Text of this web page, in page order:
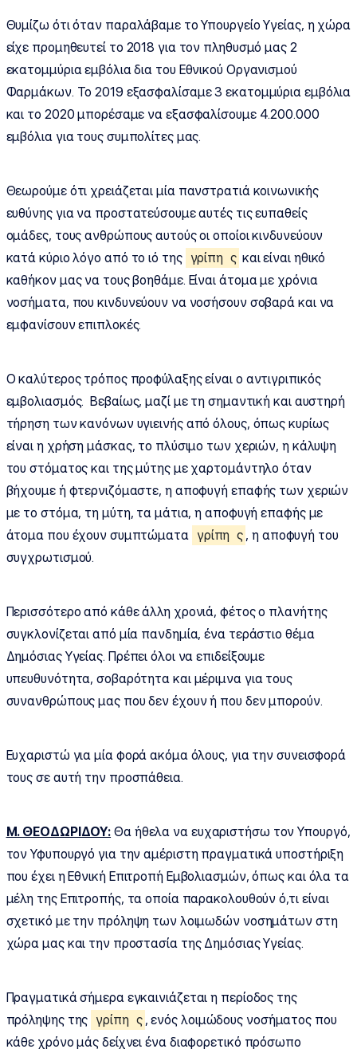
Θυμίζω ότι όταν παραλάβαμε το Υπουργείο Υγείας, η χώρα
είχε προμηθευτεί το 2018 για τον πληθυσμό μας 2
εκατομμύρια εμβόλια δια του Εθνικού Οργανισμού
Φαρμάκων. Το 2019 εξασφαλίσαμε 3 εκατομμύρια εμβόλια
και το 2020 μπορέσαμε να εξασφαλίσουμε 4.200.000
εμβόλια για τους συμπολίτες μας.
Θεωρούμε ότι χρειάζεται μία πανστρατιά κοινωνικής
ευθύνης για να προστατεύσουμε αυτές τις ευπαθείς
ομάδες, τους ανθρώπους αυτούς οι οποίοι κινδυνεύουν
κατά κύριο λόγο από το ιό της γρίπη ς και είναι ηθικό
καθήκον μας να τους βοηθάμε. Είναι άτομα με χρόνια
νοσήματα, που κινδυνεύουν να νοσήσουν σοβαρά και να
εμφανίσουν επιπλοκές.
Ο καλύτερος τρόπος προφύλαξης είναι ο αντιγριπικός
εμβολιασμός. Βεβαίως, μαζί με τη σημαντική και αυστηρή
τήρηση των κανόνων υγιεινής από όλους, όπως κυρίως
είναι η χρήση μάσκας, το πλύσιμο των χεριών, η κάλυψη
του στόματος και της μύτης με χαρτομάντηλο όταν
βήχουμε ή φτερνιζόμαστε, η αποφυγή επαφής των χεριών
με το στόμα, τη μύτη, τα μάτια, η αποφυγή επαφής με
άτομα που έχουν συμπτώματα γρίπη ς , η αποφυγή του
συγχρωτισμού.
Περισσότερο από κάθε άλλη χρονιά, φέτος ο πλανήτης
συγκλονίζεται από μία πανδημία, ένα τεράστιο θέμα
Δημόσιας Υγείας. Πρέπει όλοι να επιδείξουμε
υπευθυνότητα, σοβαρότητα και μέριμνα για τους
συνανθρώπους μας που δεν έχουν ή που δεν μπορούν.
Ευχαριστώ για μία φορά ακόμα όλους, για την συνεισφορά
τους σε αυτή την προσπάθεια.
Μ. ΘΕΟΔΩΡΙΔΟΥ: Θα ήθελα να ευχαριστήσω τον Υπουργό,
τον Υφυπουργό για την αμέριστη πραγματικά υποστήριξη
που έχει η Εθνική Επιτροπή Εμβολιασμών, όπως και όλα τα
μέλη της Επιτροπής, τα οποία παρακολουθούν ό,τι είναι
σχετικό με την πρόληψη των λοιμωδών νοσημάτων στη
χώρα μας και την προστασία της Δημόσιας Υγείας.
Πραγματικά σήμερα εγκαινιάζεται η περίοδος της
πρόληψης της γρίπη ς , ενός λοιμώδους νοσήματος που
κάθε χρόνο μάς δείχνει ένα διαφορετικό πρόσωπο